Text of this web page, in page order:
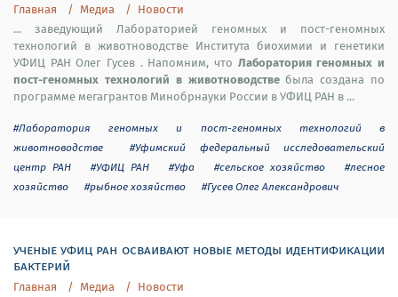
Главная Медиа
Новости
... заведующий Лабораторией геномных и пост-геномных
технологий в животноводстве Института биохимии и генетики
УФИЦ РАН Олег Гусев . Напомним, что Лаборатория геномных и
пост-геномных технологий в животноводствебыла создана по
программе мегагрантов Минобрнауки России в УФИЦ РАН в ...
#Лаборатория геномных и пост-геномных технологий в
животноводстве
#Уфимский федеральный исследовательский
центр РАН
#УФИЦ РАН #Уфа #сельское хозяйство
#лесное
хозяйство
#рыбное хозяйство #Гусев Олег Александрович
ученые уфиц ран осваивают новые методы идентификации
бактерий
Главная Медиа
Новости